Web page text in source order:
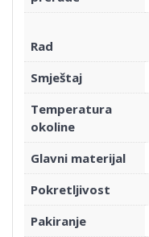
Rad
Smještaj
Temperatura
okoline
Glavni materijal
Pokretljivost
Pakiranje